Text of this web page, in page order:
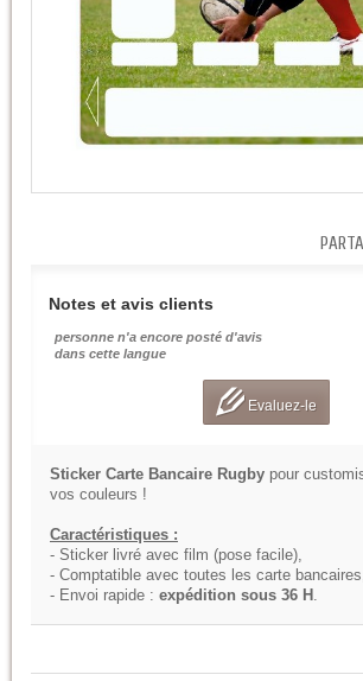
Notes et avis clients
personne n'a encore posté d'avis
dans cette langue
Evaluez-le
Sticker Carte Bancaire Rugby pour
vos couleurs !
Caractéristiques :
- Sticker livré avec film (pose facile),
- Comptatible avec toutes les carte
- Envoi rapide : expédition sous 36 H .